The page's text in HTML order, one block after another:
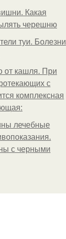
Какая
черешню
туи. Болезни
от кашля. При
с
комплексная
лечебные
с черными